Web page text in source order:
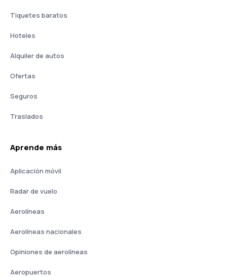
Tiquetes baratos
Hoteles
Alquiler de autos
Ofertas
Seguros
Traslados
Aprende más
Aplicación móvil
Radar de vuelo
Aerolíneas
Aerolíneas nacionales
Opiniones de aerolíneas
Aeropuertos